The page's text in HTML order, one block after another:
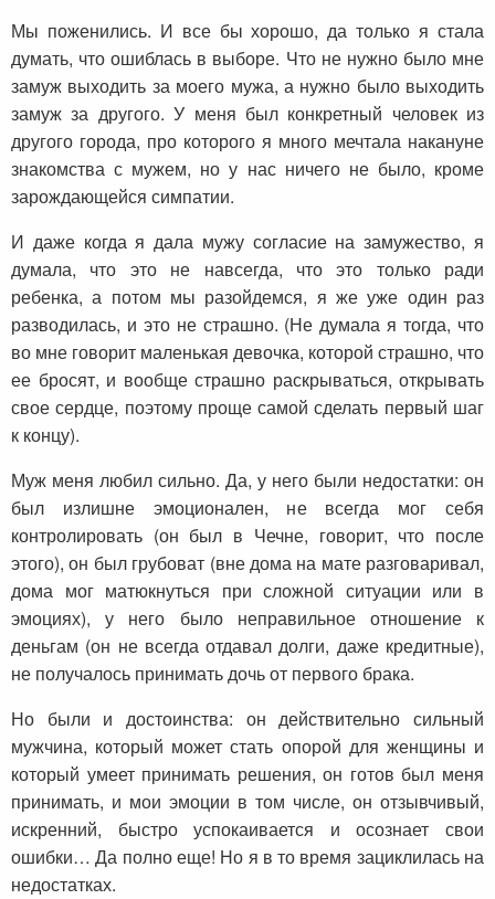
Мы поженились. И все бы хорошо, да только я стала
думать, что ошиблась в выборе. Что не нужно было мне
замуж выходить за моего мужа, а нужно было выходить
замуж за другого. У меня был конкретный человек из
другого города, про которого я много мечтала накануне
знакомства с мужем, но у нас ничего не было, кроме
зарождающейся симпатии.
И даже когда я дала мужу согласие на замужество, я
думала, что это не навсегда, что это только ради
ребенка, а потом мы разойдемся, я же уже один раз
разводилась, и это не страшно. (Не думала я тогда, что
во мне говорит маленькая девочка, которой страшно, что
ее бросят, и вообще страшно раскрываться, открывать
свое сердце, поэтому проще самой сделать первый шаг
к концу).
Муж меня любил сильно. Да, у него были недостатки: он
был излишне эмоционален, не всегда мог себя
контролировать (он был в Чечне, говорит, что после
этого), он был грубоват (вне дома на мате разговаривал,
дома мог матюкнуться при сложной ситуации или в
эмоциях), у него было неправильное отношение к
деньгам (он не всегда отдавал долги, даже кредитные),
не получалось принимать дочь от первого брака.
Но были и достоинства: он действительно сильный
мужчина, который может стать опорой для женщины и
который умеет принимать решения, он готов был меня
принимать, и мои эмоции в том числе, он отзывчивый,
искренний, быстро успокаивается и осознает свои
ошибки… Да полно еще! Но я в то время зациклилась на
недостатках.